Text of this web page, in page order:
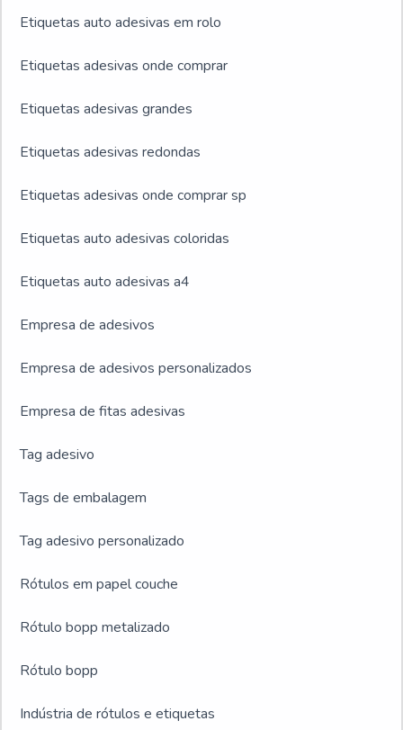
Etiquetas auto adesivas em rolo
Etiquetas adesivas onde comprar
Etiquetas adesivas grandes
Etiquetas adesivas redondas
Etiquetas adesivas onde comprar sp
Etiquetas auto adesivas coloridas
Etiquetas auto adesivas a4
Empresa de adesivos
Empresa de adesivos personalizados
Empresa de fitas adesivas
Tag adesivo
Tags de embalagem
Tag adesivo personalizado
Rótulos em papel couche
Rótulo bopp metalizado
Rótulo bopp
Indústria de rótulos e etiquetas